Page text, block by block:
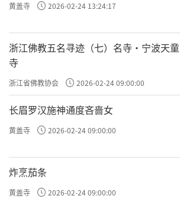
黄盖寺 2026-02-24 13:24:17
浙江佛教五名寻迹（七）名寺·宁波天童
寺
浙江省佛教协会 2026-02-24 09:00:00
长眉罗汉施神通度吝啬女
黄盖寺 2026-02-24 09:00:00
炸烹茄条
黄盖寺 2026-02-24 09:00:00